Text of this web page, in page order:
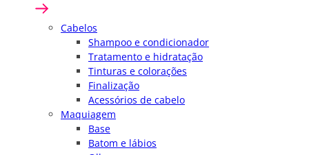
Cabelos
Shampoo e condicionador
Tratamento e hidratação
Tinturas e colorações
Finalização
Acessórios de cabelo
Maquiagem
Base
Batom e lábios